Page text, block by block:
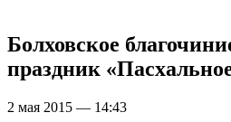
Болховское
праздник
2 мая 2015 — 14:43